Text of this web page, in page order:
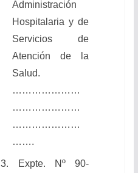
Administración
Hospitalaria y de
Servicios de
Atención de la
Salud.
…………………
…………………
…………………
…….
3.
Expte. Nº 90-